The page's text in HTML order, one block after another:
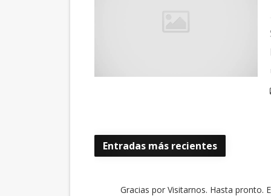
Entradas más recientes
Gracias por Visitarnos. Hasta pronto.